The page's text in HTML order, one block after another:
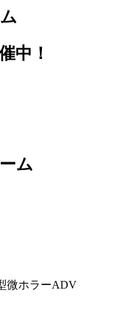
中！
ム
微ホラーADV